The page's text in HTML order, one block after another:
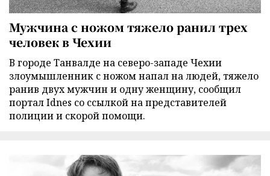
Мужчина с ножом тяжело ранил трех
человек в Чехии
В городе Танвалде на северо-западе Чехии
злоумышленник с ножом напал на людей, тяжело
ранив двух мужчин и одну женщину, сообщил
портал Idnes со ссылкой на представителей
полиции и скорой помощи.